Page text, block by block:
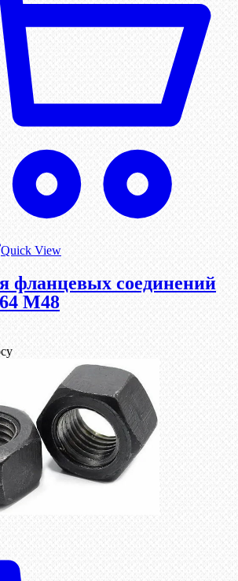
Quick View
фланцевых соединений
М48